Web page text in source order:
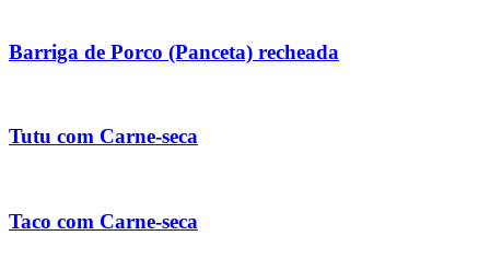
Barriga de Porco (Panceta) recheada
Tutu com Carne-seca
Taco com Carne-seca